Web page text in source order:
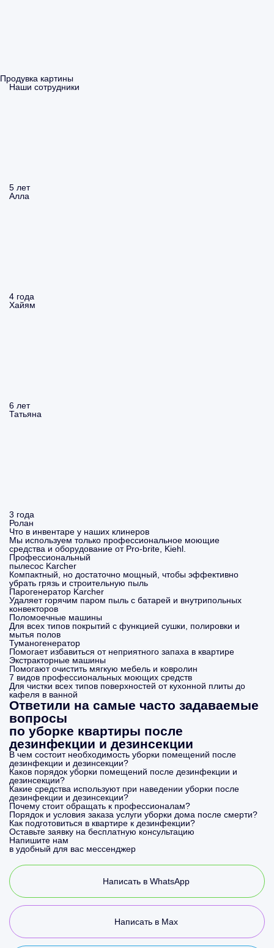
Продувка картины
Наши сотрудники
5 лет
Алла
4 года
Хайям
6 лет
Татьяна
3 года
Ролан
Что в инвентаре у наших клинеров
Мы используем только профессиональное моющие
средства и оборудование от Pro-brite, Kiehl.
Профессиональный
пылесос Karcher
Компактный, но достаточно мощный, чтобы эффективно
убрать грязь и строительную пыль
Парогенератор Karcher
Удаляет горячим паром пыль с батарей и внутрипольных
конвекторов
Поломоечные машины
Для всех типов покрытий с функцией сушки, полировки и
мытья полов
Туманогенератор
Помогает избавиться от неприятного запаха в квартире
Экстракторные машины
Помогают очистить мягкую мебель и ковролин
7 видов профессиональных моющих средств
Для чистки всех типов поверхностей от кухонной плиты до
кафеля в ванной
Ответили на самые часто задаваемые
вопросы
по уборке квартиры после
дезинфекции и дезинсекции
В чем состоит необходимость уборки помещений после
дезинфекции и дезинсекции?
Каков порядок уборки помещений после дезинфекции и
дезинсекции?
Какие средства используют при наведении уборки после
дезинфекции и дезинсекции?
Почему стоит обращать к профессионалам?
Порядок и условия заказа услуги уборки дома после смерти?
Как подготовиться в квартире к дезинфекции?
Оставьте заявку на бесплатную консультацию
Напишите нам
в удобный для вас мессенджер
Написать в WhatsApp
Написать в Max